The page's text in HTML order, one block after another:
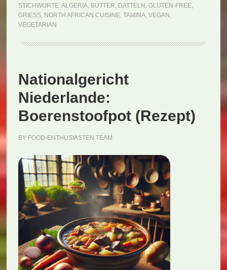
(Rezept)
STICHWORTE: ALGERIA, BUTTER, DATTELN , GLUTEN-FREE,
GRIESS , NORTH AFRICAN CUISINE, TAMINA, VEGAN ,
VEGETARIAN
Nationalgericht
Niederlande:
Boerenstoofpot (Rezept)
BY FOOD-ENTHUSIASTEN TEAM